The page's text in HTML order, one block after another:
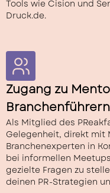
Tools wie Cision und
Druck.de.
Zugang zu
Branchenführern
Als Mitglied des
Gelegenheit, direkt mit
Branchenexperten in
bei informellen
gezielte Fragen zu
deinen PR-Strategien